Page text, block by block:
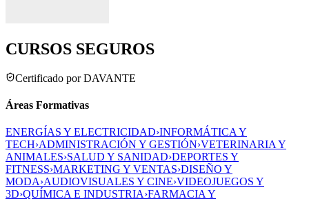
CURSOS SEGUROS
Certificado por DAVANTE
Áreas Formativas
ENERGÍAS Y ELECTRICIDAD›INFORMÁTICA Y
TECH›ADMINISTRACIÓN Y GESTIÓN›VETERINARIA Y
ANIMALES›SALUD Y SANIDAD›DEPORTES Y
FITNESS›MARKETING Y VENTAS›DISEÑO Y
MODA›AUDIOVISUALES Y CINE›VIDEOJUEGOS Y
3D›QUÍMICA E INDUSTRIA›FARMACIA Y